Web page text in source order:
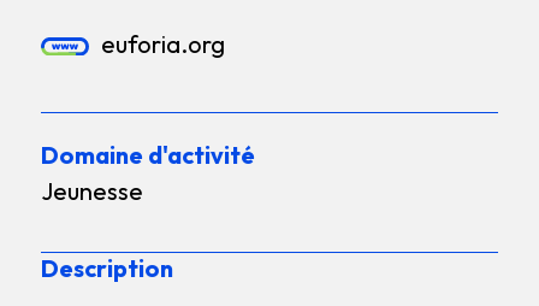
euforia.org
Domaine d'activité
Jeunesse
Description